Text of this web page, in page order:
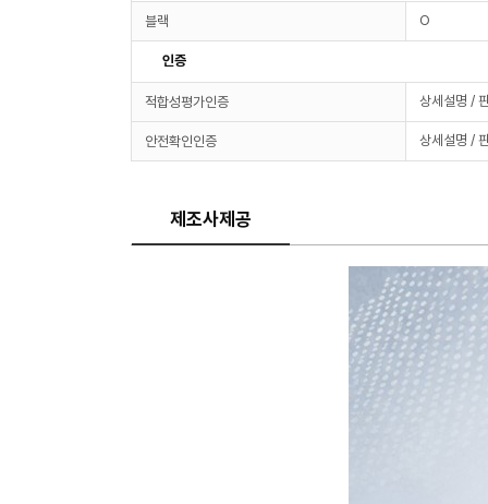
블랙 O
인증
적합성평가인증 상세설명 /
안전확인인증 상세설명 /
제조사제공